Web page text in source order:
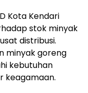
Kota Kendari
stok minyak
distribusi.
minyak goreng
kebutuhan
keagamaan.